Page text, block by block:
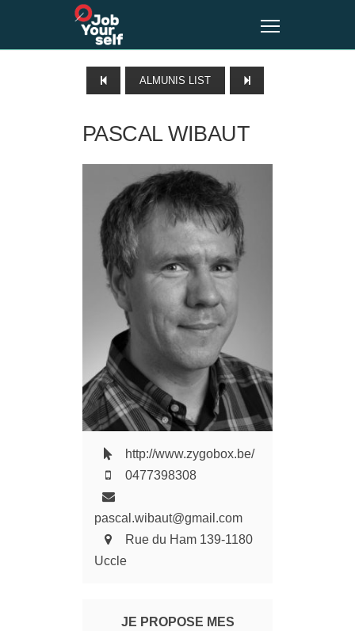
ALMUNIS LIST
PASCAL WIBAUT
http://www.zygobox.be/
0477398308
pascal.wibaut@gmail.com
Rue du Ham 139-1180
Uccle
JE PROPOSE MES